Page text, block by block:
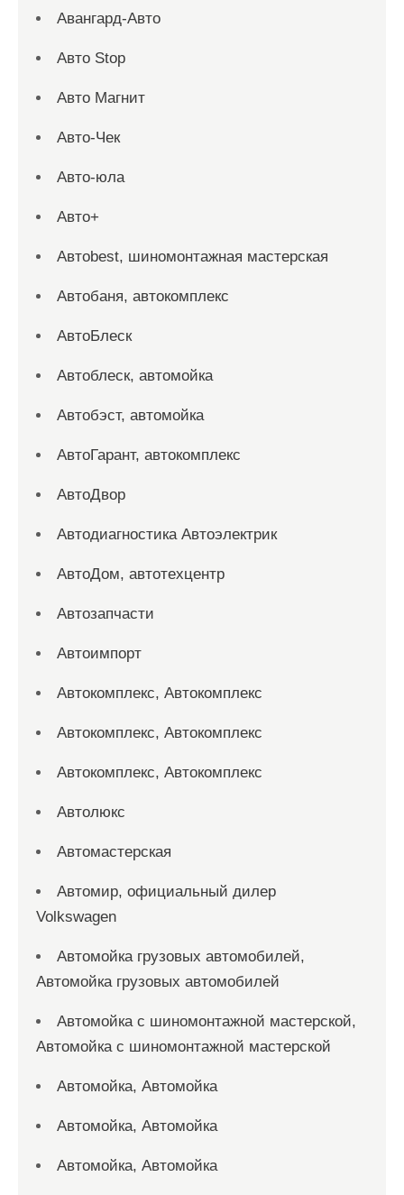
Авангард-Авто
Авто Stop
Авто Магнит
Авто-Чек
Авто-юла
Авто+
Автоbest, шиномонтажная мастерская
Автобаня, автокомплекс
АвтоБлеск
Автоблеск, автомойка
Автобэст, автомойка
АвтоГарант, автокомплекс
АвтоДвор
Автодиагностика Автоэлектрик
АвтоДом, автотехцентр
Автозапчасти
Автоимпорт
Автокомплекс, Автокомплекс
Автокомплекс, Автокомплекс
Автокомплекс, Автокомплекс
Автолюкс
Автомастерская
Автомир, официальный дилер
Volkswagen
Автомойка грузовых автомобилей,
Автомойка грузовых автомобилей
Автомойка с шиномонтажной мастерской,
Автомойка с шиномонтажной мастерской
Автомойка, Автомойка
Автомойка, Автомойка
Автомойка, Автомойка